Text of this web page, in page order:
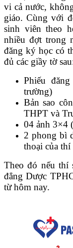
vi cả nước,
giáo. Cùng với
sinh viên theo
nhiều đợt trong
đăng ký học có
đủ các giầy tờ
Phiếu
trường)
Bản sao
THPT và
04 ảnh 3×4
2 phong bì
thoại của thí
Theo đó nếu thí
đẳng Dược
từ hôm nay.